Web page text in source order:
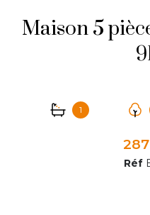
Maison 5 pièce(s) 3 chambre(s)
1
Réf